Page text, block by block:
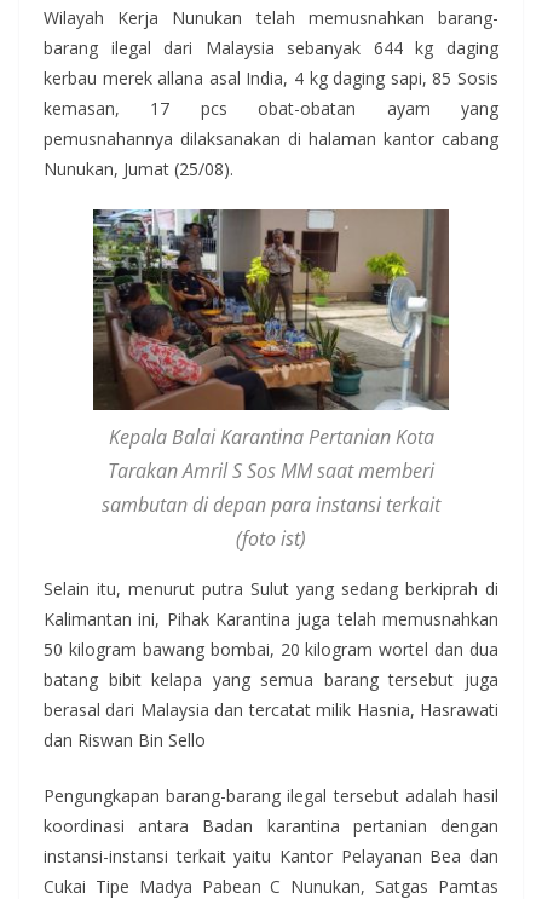
Wilayah Kerja Nunukan telah memusnahkan barang-
barang ilegal dari Malaysia sebanyak 644 kg daging
kerbau merek allana asal India, 4 kg daging sapi, 85 Sosis
kemasan, 17 pcs obat-obatan ayam yang
pemusnahannya dilaksanakan di halaman kantor cabang
Nunukan, Jumat (25/08).
Kepala Balai Karantina Pertanian Kota
Tarakan Amril S Sos MM saat memberi
sambutan di depan para instansi terkait
(foto ist)
Selain itu, menurut putra Sulut yang sedang berkiprah di
Kalimantan ini, Pihak Karantina juga telah memusnahkan
50 kilogram bawang bombai, 20 kilogram wortel dan dua
batang bibit kelapa yang semua barang tersebut juga
berasal dari Malaysia dan tercatat milik Hasnia, Hasrawati
dan Riswan Bin Sello
Pengungkapan barang-barang ilegal tersebut adalah hasil
koordinasi antara Badan karantina pertanian dengan
instansi-instansi terkait yaitu Kantor Pelayanan Bea dan
Cukai Tipe Madya Pabean C Nunukan, Satgas Pamtas